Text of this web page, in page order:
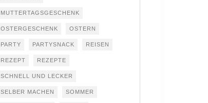
MUTTERTAGSGESCHENK
OSTERGESCHENK OSTERN
PARTY PARTYSNACK REISEN
REZEPT REZEPTE
SCHNELL UND LECKER
SELBER MACHEN SOMMER